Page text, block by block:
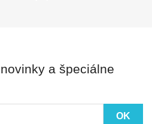
a špeciálne